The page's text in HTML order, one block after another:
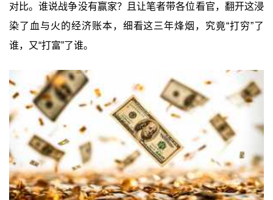
对比。谁说战争没有赢家？且让笔者带各位看官，翻开这浸
染了血与火的经济账本，细看这三年烽烟，究竟“打穷”了
谁，又“打富”了谁。